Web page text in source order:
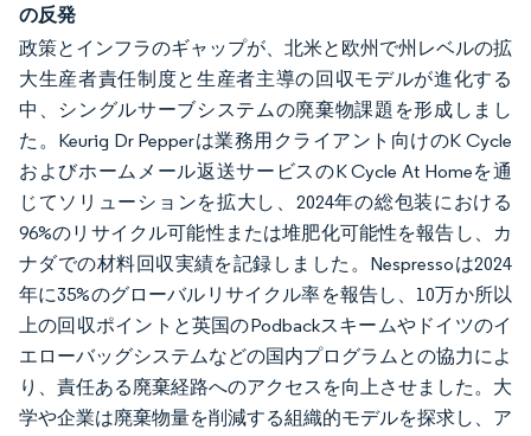
の反発
政策とインフラのギャップが、北米と欧州で州レベルの拡
大生産者責任制度と生産者主導の回収モデルが進化する
中、シングルサーブシステムの廃棄物課題を形成しまし
た。Keurig Dr Pepperは業務用クライアント向けのK Cycle
およびホームメール返送サービスのK Cycle At Homeを通
じてソリューションを拡大し、2024年の総包装における
96%のリサイクル可能性または堆肥化可能性を報告し、カ
ナダでの材料回収実績を記録しました。Nespressoは2024
年に35%のグローバルリサイクル率を報告し、10万か所以
上の回収ポイントと英国のPodbackスキームやドイツのイ
エローバッグシステムなどの国内プログラムとの協力によ
り、責任ある廃棄経路へのアクセスを向上させました。大
学や企業は廃棄物量を削減する組織的モデルを探求し、ア